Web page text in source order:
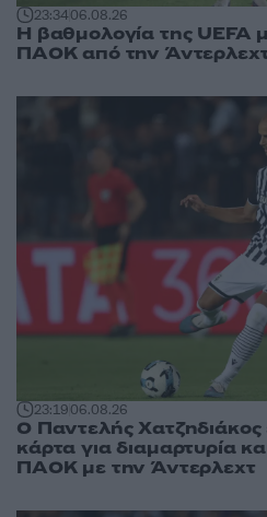
23:3406.08.26
Η βαθμολογία της UEFA
ΠΑΟΚ από την
23:1906.08.26
Ο Παντελής Χατζηδιάκος
κάρτα για διαμαρτυρία
ΠΑΟΚ με την Άντερλεχτ